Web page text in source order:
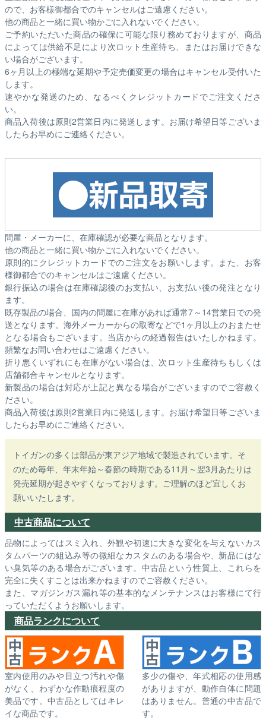
ので、お客様御都合でのキャンセルはご遠慮ください。
他の商品と一緒に買い物かごに入れないでください。
ご予約いただいた商品の確保に可能な限り務めておりますが、商品
によっては供給不足により次ロット生産待ち、またはお届けできな
い場合がございます。
6ヶ月以上の極端な延期や予定売価変更の場合はキャンセル受付いた
します。
速やかな発送のため、なるべくクレジットカードでご注文くださ
い。
商品入荷後は原則2営業日内に発送します。お届け希望日等ございま
したらお早めにご連絡ください。
問屋・メーカーに、在庫確認が必要な商品となります。
他の商品と一緒に買い物かごに入れないでください。
原則的にクレジットカードでのご注文をお願いします。また、お客
様御都合でのキャンセルはご遠慮ください。
銀行振込の場合は在庫確認後のお支払い、お支払い後の発注となり
ます。
既存製品の場合、国内の問屋に在庫があれば通常7～14営業日での発
送となります。海外メーカーからの取寄などで1ヶ月以上のおまたせ
となる場合もございます。 当店からの経過報告はいたしかねます。
頻繁なお問い合わせはご遠慮ください。
折り悪くいずれにも在庫がない場合は、次ロット生産待ちもしくは
店舗都合キャンセルとなります。
新製品の場合は対応が上記と異なる場合がございますのでご容赦く
ださい。
商品入荷後は原則2営業日内に発送します。お届け希望日等ございま
したらお早めにご連絡ください。
トイガンの多くは部品が東アジア地域で製造されています。そ
のため毎年、年末年始～春節の時期である11月～翌3月あたりは
発売延期が起きやすくなっております。ご理解のほど宜しくお
願いいたします。
中古商品について
品物によってはスミ入れ、外観や初速に大きな変化を与えないカス
タムパーツの組込み等の微細なカスタムのある場合や、新品にはな
い臭気等のある場合がございます。中古品という性質上、これらを
完全に失くすことは出来かねますのでご容赦ください。
また、マガジンガス漏れ等の基本的なメンテナンスはお客様にて行
っていただくようお願いします。
商品ランクについて
室内使用のみや目立つ汚れや傷
がなく、わずかな作動痕程度の
美品です。中古品としてはキレ
イな商品です。
多少の傷や、年式相応の使用感
がありますが、動作自体に問題
はありません。普通の中古品で
す。